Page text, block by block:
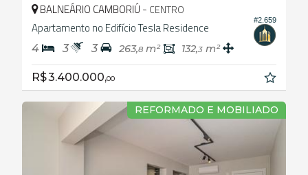
#2.659
BALNEÁRIO CAMBORIÚ - CENTRO
Apartamento no Edifício Tesla Residence
4 3 3 263,8 m² 132,3 m²
R$ 3.400.000,00
REFORMADO E MOBILIADO